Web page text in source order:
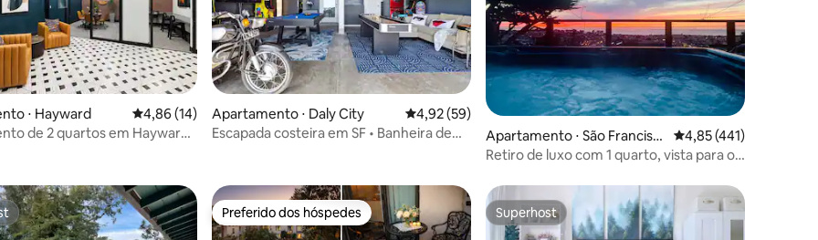
de 5, 26 avaliações
⋅ Hayward 4,86 de uma avaliação média de 5, 14 avaliações
4,86 (14)
de 2 quartos em Hayward |
Apartamento ⋅ Daly City 4,92 de uma avaliação média de 5, 59 avaliações
4,92 (59)
Escapada costeira em SF • Banheira de
Apartamento ⋅ São Francisc
o
4,85 de uma avaliação
4,85 (441)
Retiro de luxo com 1 quarto, vista para o
hidromassagem
Preferido dos hóspedes
Preferido dos hóspedes Superhost
Superhost